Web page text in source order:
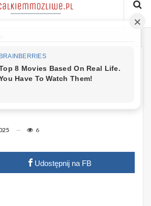
Częstszy W Europie.
Dane I Jak Reaguje
6
Udostępnij na FB